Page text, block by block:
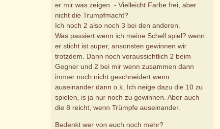
er mir was zeigen. - Vielleicht Farbe frei, aber
nicht die Trumpfmacht?
Ich noch 2 also noch 3 bei den anderen.
Was passiert wenn ich meine Schell spiel? wenn
er sticht ist super, ansonsten gewinnen wir
trotzdem. Dann noch voraussichtlich 2 beim
Gegner und 2 bei mir wenn zusammen dann
immer noch nicht geschneidert wenn
auseinander dann o.k. Ich neige dazu die 10 zu
spielen, is ja nur noch zu gewinnen. Aber auch
die 8 reicht, wenn Trümpfe auseinander.
Bedenkt wer von euch noch mehr?